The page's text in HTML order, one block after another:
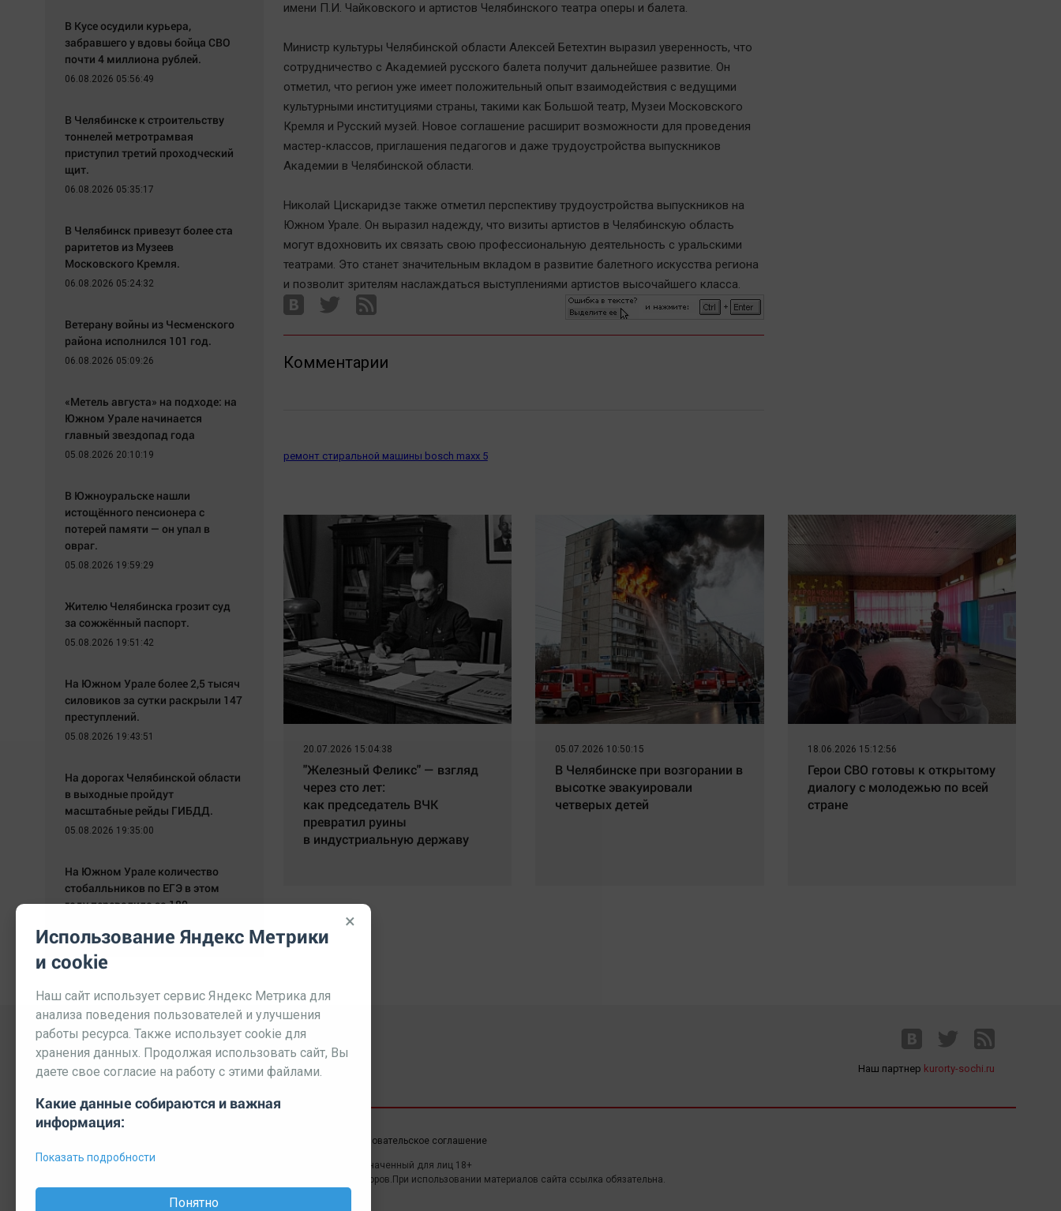
имени П.И. Чайковского и артистов Челябинского театра оперы и балета.
Министр культуры Челябинской области Алексей Бетехтин выразил уверенность, что
сотрудничество с Академией русского балета получит дальнейшее развитие. Он
отметил, что регион уже имеет положительный опыт взаимодействия с ведущими
культурными институциями страны, такими как Большой театр, Музеи Московского
Кремля и Русский музей. Новое соглашение расширит возможности для проведения
мастер-классов, приглашения педагогов и даже трудоустройства выпускников
Академии в Челябинской области.
Николай Цискаридзе также отметил перспективу трудоустройства выпускников на
Южном Урале. Он выразил надежду, что визиты артистов в Челябинскую область
могут вдохновить их связать свою профессиональную деятельность с уральскими
театрами. Это станет значительным вкладом в развитие балетного искусства региона
и позволит зрителям наслаждаться выступлениями артистов высочайшего класса.
Комментарии
ремонт стиральной машины bosch maxx 5
20.07.2026 15:04:38
"Железный Феликс" — взгляд
через сто лет:
как председатель ВЧК
превратил руины
в индустриальную державу
05.07.2026 10:50:15
В Челябинске при возгорании в
высотке эвакуировали
четверых детей
18.06.2026 15:12:56
Герои СВО готовы к открытому
диалогу с молодежью по всей
стране
В Кусе осудили курьера,
забравшего у вдовы бойца СВО
почти 4 миллиона рублей.
06.08.2026 05:56:49
В Челябинске к строительству
тоннелей метротрамвая
приступил третий проходческий
щит.
06.08.2026 05:35:17
В Челябинск привезут более ста
раритетов из Музеев
Московского Кремля.
06.08.2026 05:24:32
Ветерану войны из Чесменского
района исполнился 101 год.
06.08.2026 05:09:26
«Метель августа» на подходе: на
Южном Урале начинается
главный звездопад года
05.08.2026 20:10:19
В Южноуральске нашли
истощённого пенсионера с
потерей памяти — он упал в
овраг.
05.08.2026 19:59:29
Жителю Челябинска грозит суд
за сожжённый паспорт.
05.08.2026 19:51:42
На Южном Урале более 2,5 тысяч
силовиков за сутки раскрыли 147
преступлений.
05.08.2026 19:43:51
На дорогах Челябинской области
в выходные пройдут
масштабные рейды ГИБДД.
05.08.2026 19:35:00
На Южном Урале количество
стобалльников по ЕГЭ в этом
году перевалило за 180.
Наш партнер kurorty-sochi.ru
Пользовательское соглашение
© 2026 МЕДИАЗАВОД — Сайт может содержать контент, предназначенный для лиц 18+
Мнение редакции может не совпадать с мнением отдельных авторов.При использовании материалов сайта ссылка обязательна.
×
Использование Яндекс Метрики
и cookie
Наш сайт использует сервис Яндекс Метрика для
анализа поведения пользователей и улучшения
работы ресурса. Также использует cookie для
хранения данных. Продолжая использовать сайт, Вы
даете свое согласие на работу с этими файлами.
Какие данные собираются и важная
информация:
Показать подробности
Понятно